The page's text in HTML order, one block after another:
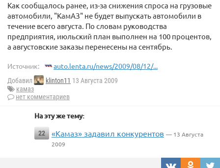
Как сообщалось ранее, из-за снижения спроса на грузовые
автомобили, "КамАЗ" не будет выпускать автомобили в
течение всего августа. По словам руководства
предприятия, июльский план выполнен на 100 процентов,
а августовские заказы перенесены на сентябрь.
Источник: auto.lenta.ru/news/2009/08/12/...
Добавил klinton11 13 Августа 2009
камаз
нет комментариев
На эту же тему:
22 «Камаз» задавил конкурентов — 13 Августа
2009